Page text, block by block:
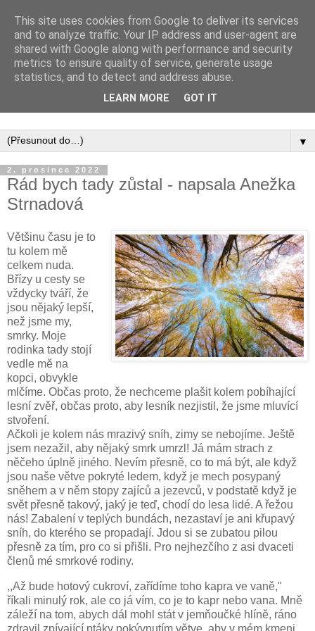
Inspirujte se tím, co píší posluchači kurzů a co se na nich
▼
2. prosince 2022
Rád bych tady zůstal - napsala Anežka
Strnadová
Většinu času je to
tu kolem mě
celkem nuda.
Břízy u cesty se
vždycky tváří, že
jsou nějaký lepší,
než jsme my,
smrky. Moje
rodinka tady stojí
vedle mě na
kopci, obvykle
mlčíme. Občas proto, že nechceme plašit kolem pobíhající
lesní zvěř, občas proto, aby lesník nezjistil, že jsme mluvící
stvoření.
Ačkoli je kolem nás mrazivý sníh, zimy se nebojíme. Ještě
jsem nezažil, aby nějaký smrk umrzl! Já mám strach z
něčeho úplně jiného. Nevím přesně, co to má být, ale když
jsou naše větve pokryté ledem, když je mech posypaný
sněhem a v něm stopy zajíců a jezevců, v podstatě když je
svět přesně takový, jaký je teď, chodí do lesa lidé. A řežou
nás! Zabalení v teplých bundách, nezastaví je ani křupavý
sníh, do kterého se propadají. Jdou si se zubatou pilou
přesně za tím, pro co si přišli. Pro nejhezčího z asi dvaceti
členů mé smrkové rodiny.
,,Až bude hotový cukroví, zařídíme toho kapra ve vaně,"
říkali minulý rok, ale co já vím, co je to kapr nebo vana. Mně
záleží na tom, abych dál mohl stát v jemňoučké hlíně, ráno
zdravil zpívající ptáky pokývnutím větve, aby v mém kmeni
This site uses cookies from Google to deliver its services
and to analyze traffic. Your IP address and user-agent are
shared with Google along with performance and security
metrics to ensure quality of service, generate usage
statistics, and to detect and address abuse.
LEARN MORE GOT IT